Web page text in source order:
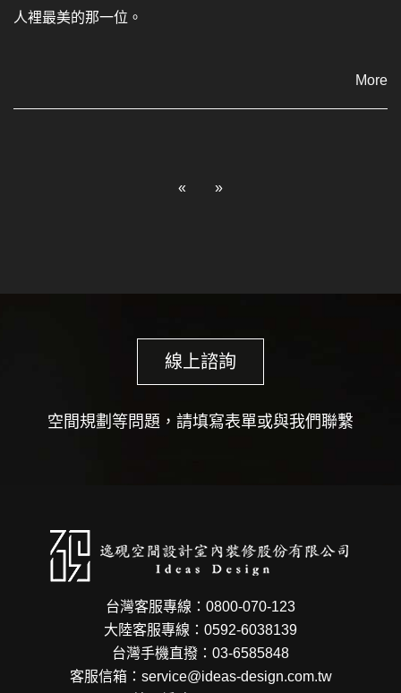
人裡最美的那一位。
More
« »
線上諮詢
空間規劃等問題，請填寫表單或與我們聯繫
台灣客服專線：0800-070-123
大陸客服專線：0592-6038139
台灣手機直撥：03-6585848
客服信箱：service@ideas-design.com.tw